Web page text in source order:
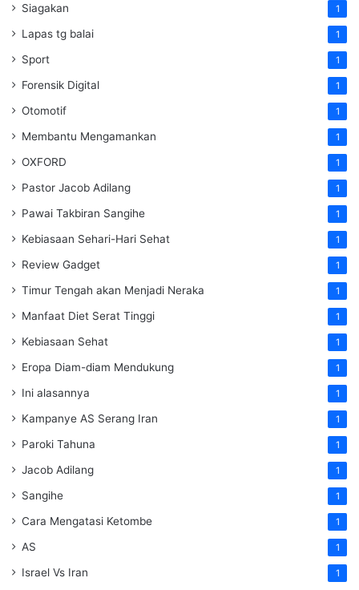
Siagakan 1
Lapas tg balai 1
Sport 1
Forensik Digital 1
Otomotif 1
Membantu Mengamankan 1
OXFORD 1
Pastor Jacob Adilang 1
Pawai Takbiran Sangihe 1
Kebiasaan Sehari-Hari Sehat 1
Review Gadget 1
Timur Tengah akan Menjadi Neraka 1
Manfaat Diet Serat Tinggi 1
Kebiasaan Sehat 1
Eropa Diam-diam Mendukung 1
Ini alasannya 1
Kampanye AS Serang Iran 1
Paroki Tahuna 1
Jacob Adilang 1
Sangihe 1
Cara Mengatasi Ketombe 1
AS 1
Israel Vs Iran 1